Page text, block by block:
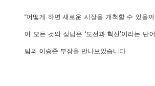
“어떻게 하면 새로운 시장을 개척할 수 있을
이 모든 것의 정답은 ‘도전과 혁신’이라는 단
팀의 이승준 부장을 만나보았습니다.